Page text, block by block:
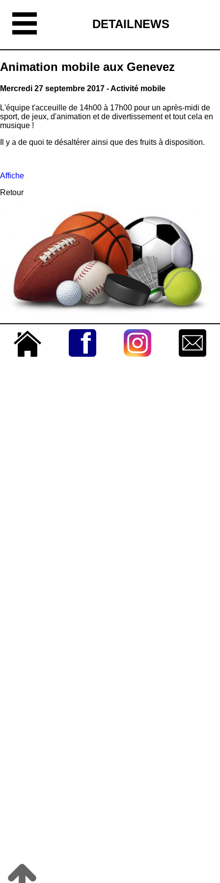
DETAILNEWS
Animation mobile aux Genevez
Mercredi 27 septembre 2017 - Activité mobile
L'équipe t'acceuille de 14h00 à 17h00 pour un après-midi de
sport, de jeux, d'animation et de divertissement et tout cela en
musique !
Il y a de quoi te désaltérer ainsi que des fruits à disposition.
Affiche
Retour